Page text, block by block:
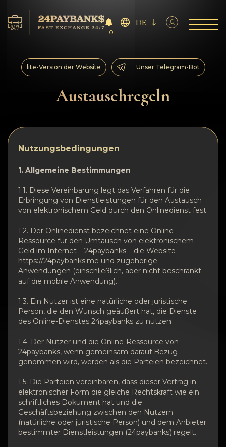
Services
Reserven
Feedback
Regeln
AML/CFT
Vertraulichkeit
Kontakte
Wiki
FAQ
Ruf
Standortkarte
0
DE
Austauschregeln
lite-Version der Website Unser Telegram-Bot
Nutzungsbedingungen
1. Allgemeine Bestimmungen
1.1. Diese Vereinbarung legt das Verfahren für die
Erbringung von Dienstleistungen für den Austausch
von elektronischem Geld durch den Onlinedienst fest.
1.2. Der Onlinedienst bezeichnet eine Online-
Ressource für den Umtausch von elektronischem
Geld im Internet – 24paybanks – die Website
https://24paybanks.me und zugehörige
Anwendungen (einschließlich, aber nicht beschränkt
auf die mobile Anwendung).
1.3. Ein Nutzer ist eine natürliche oder juristische
Person, die den Wunsch geäußert hat, die Dienste
des Online-Dienstes 24paybanks zu nutzen.
1.4. Der Nutzer und die Online-Ressource von
24paybanks, wenn gemeinsam darauf Bezug
genommen wird, werden als die Parteien bezeichnet.
1.5. Die Parteien vereinbaren, dass dieser Vertrag in
elektronischer Form die gleiche Rechtskraft wie ein
schriftliches Dokument hat und die
Geschäftsbeziehung zwischen den Nutzern
(natürliche oder juristische Person) und dem Anbieter
bestimmter Dienstleistungen (24paybanks) regelt.